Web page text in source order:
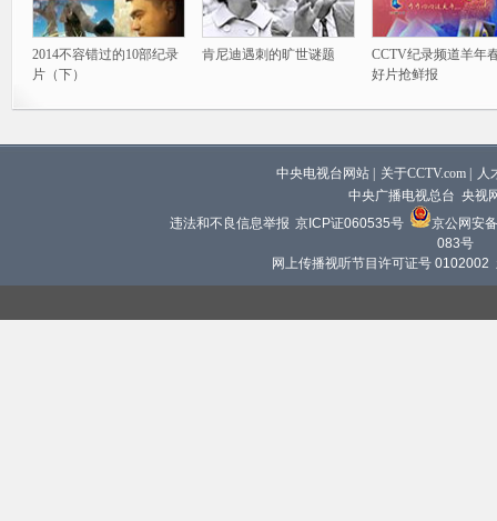
2014不容错过的10部纪录
片（下）
肯尼迪遇刺的旷世谜题
CCTV纪录频道羊年
好片抢鲜报
中央电视台网站 关于CCTV.com
人
中央广播电视总台 央视
违法和不良信息举报 京ICP证060535号
京公网安
083号
网上传播视听节目许可证号